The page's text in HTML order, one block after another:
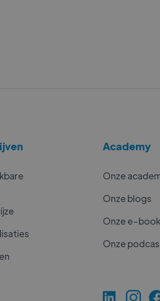
Academy
Onze
Onze blogs
Onze e-
Onze